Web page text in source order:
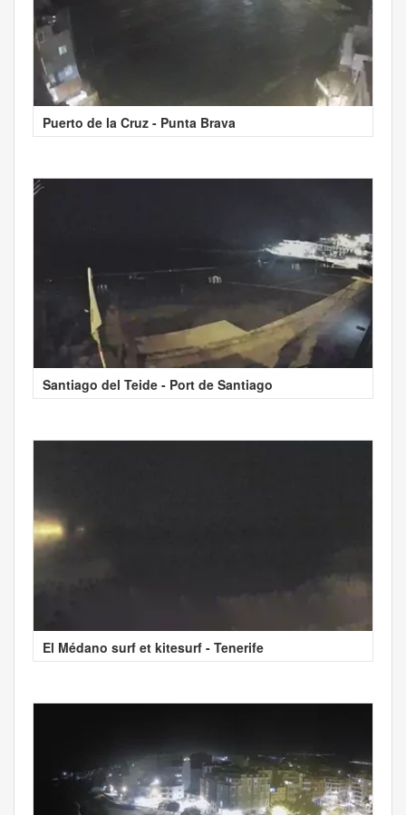
Puerto de la Cruz - Punta Brava
Santiago del Teide - Port de Santiago
El Médano surf et kitesurf - Tenerife